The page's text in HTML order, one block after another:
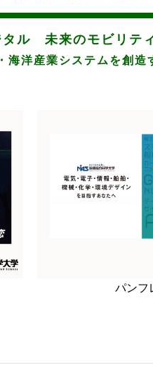
タル 未来のモビリテ
海洋産業システムを創造
パンフ